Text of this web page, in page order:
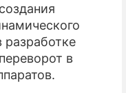
разработке
в